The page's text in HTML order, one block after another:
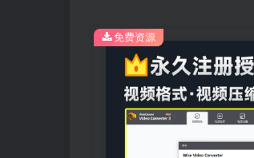
免费资源